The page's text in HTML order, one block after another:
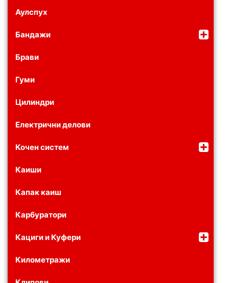
Аулспух
Бандажи
Брави
Гуми
Цилиндри
Електрични делови
Кочен систем
Каиши
Капак каиш
Карбуратори
Кациги и Куфери
Километражи